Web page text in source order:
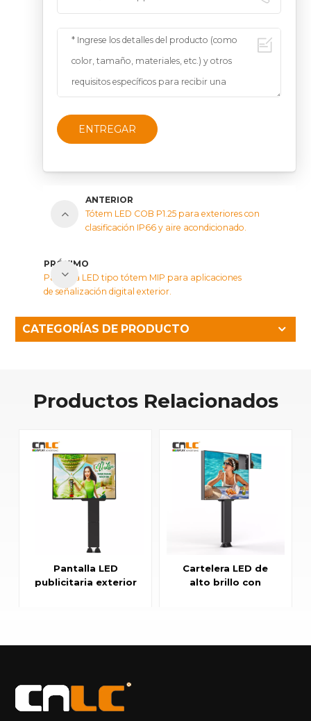
ENTREGAR
ANTERIOR
Tótem LED COB P1.25 para exteriores con
clasificación IP66 y aire acondicionado.
PRÓXIMO
Pantalla LED tipo tótem MIP para aplicaciones
de señalización digital exterior.
CATEGORÍAS DE PRODUCTO
Productos Relacionados
Pantalla LED
publicitaria exterior
Cartelera LED de
alto brillo con